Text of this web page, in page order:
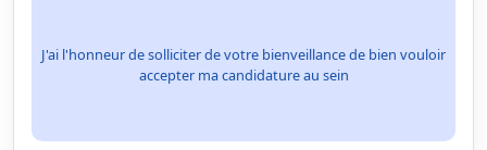
J'ai l'honneur de solliciter de votre bienveillance de bien vouloir
accepter ma candidature au sein